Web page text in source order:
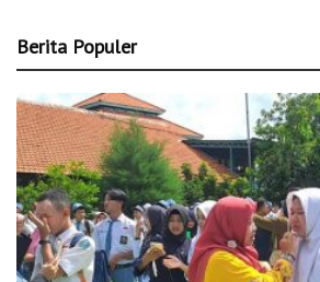
Berita Populer